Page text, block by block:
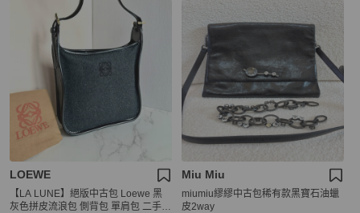
LOEWE
【LA LUNE】絕版中古包 Loewe 黑
灰色拼皮流浪包 側背包 單肩包 二手古
Miu Miu
miumiu繆繆中古包稀有款黑寶石油蠟
皮2way